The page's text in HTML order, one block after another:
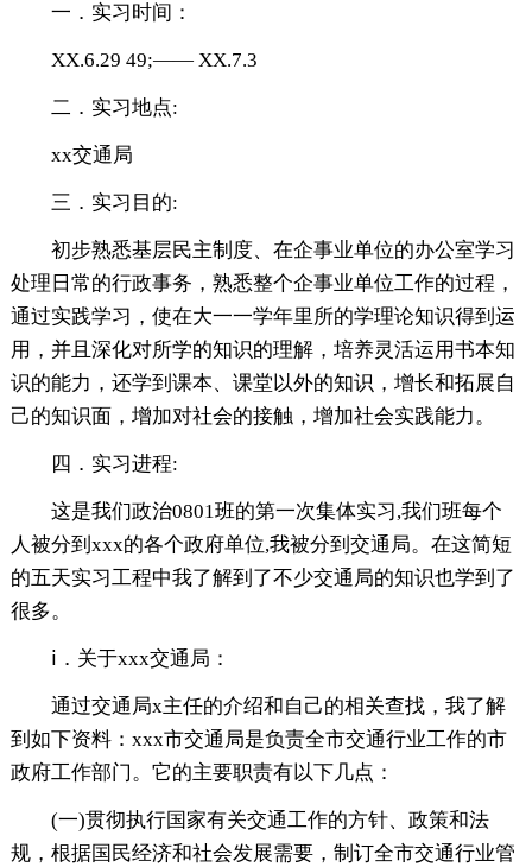
一．实习时间：
XX.6.29 49;—— XX.7.3
二．实习地点:
xx交通局
三．实习目的:
初步熟悉基层民主制度、在企事业单位的办公室学习
处理日常的行政事务，熟悉整个企事业单位工作的过程，
通过实践学习，使在大一一学年里所的学理论知识得到运
用，并且深化对所学的知识的理解，培养灵活运用书本知
识的能力，还学到课本、课堂以外的知识，增长和拓展自
己的知识面，增加对社会的接触，增加社会实践能力。
四．实习进程:
这是我们政治0801班的第一次集体实习,我们班每个
人被分到xxx的各个政府单位,我被分到交通局。在这简短
的五天实习工程中我了解到了不少交通局的知识也学到了
很多。
ⅰ．关于xxx交通局：
通过交通局x主任的介绍和自己的相关查找，我了解
到如下资料：xxx市交通局是负责全市交通行业工作的市
政府工作部门。它的主要职责有以下几点：
(一)贯彻执行国家有关交通工作的方针、政策和法
规，根据国民经济和社会发展需要，制订全市交通行业管